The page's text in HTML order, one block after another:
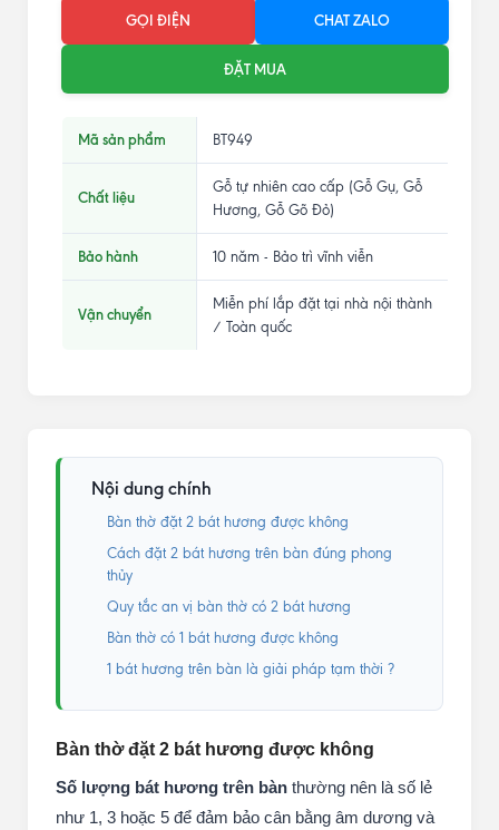
GỌI ĐIỆN CHAT ZALO
ĐẶT MUA
Mã sản phẩm BT949
Chất liệu
Gỗ tự nhiên cao cấp (Gỗ Gụ, Gỗ
Hương, Gỗ Gõ Đỏ)
Bảo hành 10 năm - Bảo trì vĩnh viễn
Vận chuyển
Miễn phí lắp đặt tại nhà nội thành
/ Toàn quốc
Nội dung chính
Bàn thờ đặt 2 bát hương được không
Cách đặt 2 bát hương trên bàn đúng phong
thủy
Quy tắc an vị bàn thờ có 2 bát hương
Bàn thờ có 1 bát hương được không
1 bát hương trên bàn là giải pháp tạm thời ?
Bàn thờ đặt 2 bát hương được không
Số lượng bát hương trên bàn thường nên là số lẻ
như 1, 3 hoặc 5 để đảm bảo cân bằng âm dương và